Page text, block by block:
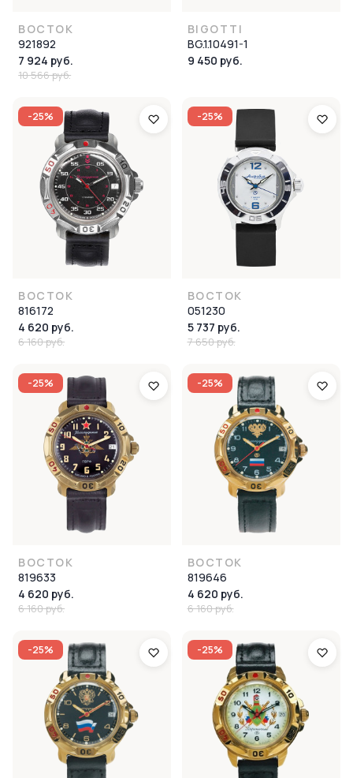
ВОСТОК
921892
7 924 руб.
10 566 руб.
BIGOTTI
BG.1.10491-1
9 450 руб.
-25%
ВОСТОК
816172
4 620 руб.
6 160 руб.
-25%
ВОСТОК
051230
5 737 руб.
7 650 руб.
-25%
ВОСТОК
819633
4 620 руб.
6 160 руб.
-25%
ВОСТОК
819646
4 620 руб.
6 160 руб.
-25% -25%